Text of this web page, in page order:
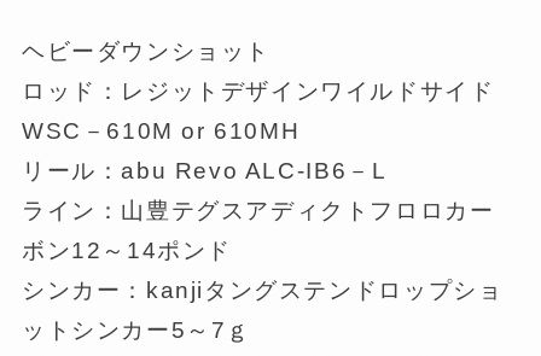
ヘビーダウンショット
ロッド：レジットデザインワイルドサイド
WSC－610M or 610MH
リール：abu Revo ALC-IB6－L
ライン：山豊テグスアディクトフロロカー
ボン12～14ポンド
シンカー：kanjiタングステンドロップショ
ットシンカー5～7ｇ